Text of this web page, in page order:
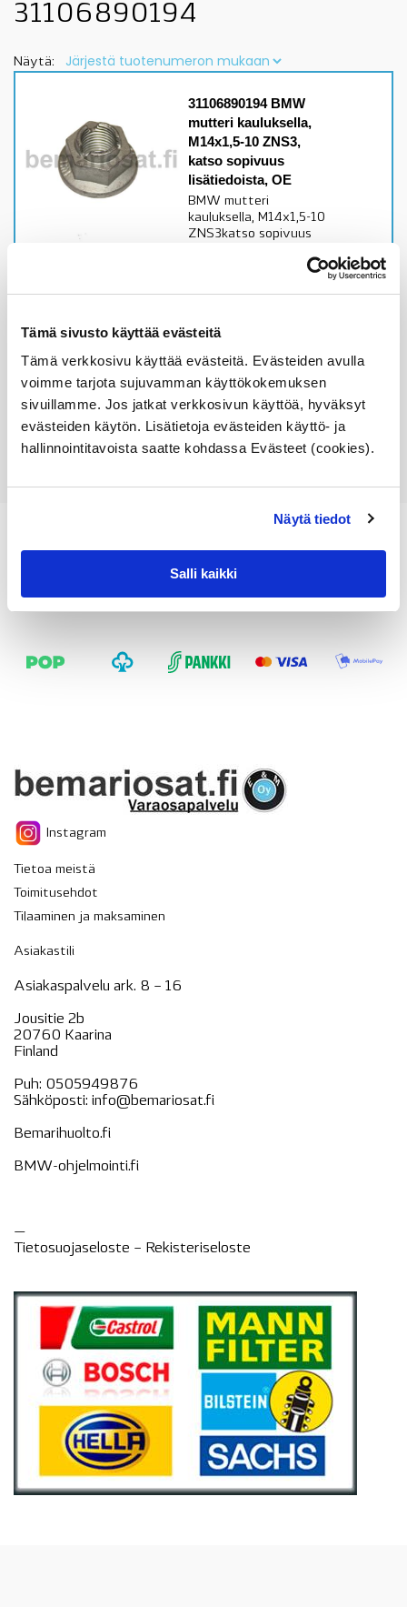
Tämä sivusto käyttää evästeitä
Tämä verkkosivu käyttää evästeitä. Evästeiden avulla
voimme tarjota sujuvamman käyttökokemuksen
sivuillamme. Jos jatkat verkkosivun käyttöä, hyväksyt
evästeiden käytön. Lisätietoja evästeiden käyttö- ja
hallinnointitavoista saatte kohdassa Evästeet (cookies).
Näytä tiedot
Salli kaikki
31106890194
Näytä:
31106890194 BMW
mutteri kauluksella,
M14x1,5-10 ZNS3,
katso sopivuus
lisätiedoista, OE
BMW mutteri
kauluksella, M14x1,5-10
ZNS3katso sopivuus
toimitusaika 1-3pv
7,32
Lisää ostoskoriin
Katso osan tiedot
Instagram
Tietoa meistä
Toimitusehdot
Tilaaminen ja maksaminen
Asiakastili
Asiakaspalvelu ark. 8 – 16
Jousitie 2b
20760 Kaarina
Finland
Puh: 0505949876
Sähköposti: info@bemariosat.fi
Bemarihuolto.fi
BMW-ohjelmointi.fi
—
Tietosuojaseloste – Rekisteriseloste